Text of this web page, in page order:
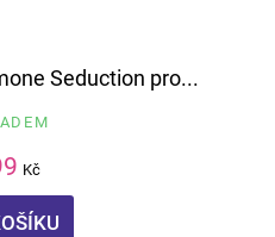
Seduction pro...
Kč